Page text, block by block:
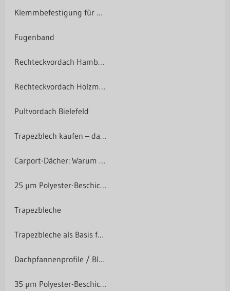
Klemmbefestigung für HPL-Platten
Fugenband
Rechteckvordach Hamburg
Rechteckvordach Holzminden
Pultvordach Bielefeld
Trapezblech kaufen – darauf solltest du achten
Carport-Dächer: Warum Trapezbleche die clevere Wahl sind
25 µm Polyester-Beschichtung
Trapezbleche
Trapezbleche als Basis für Photovoltaik-Anlagen
Dachpfannenprofile / Blechdachziegel
35 µm Polyester-Beschichtung Matt-Grobkörnig